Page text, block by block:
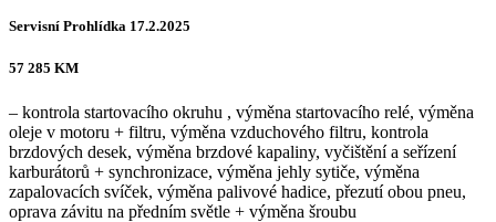
Servisní Prohlídka 17.2.2025
57 285 KM
– kontrola startovacího okruhu , výměna startovacího relé, výměna
oleje v motoru + filtru, výměna vzduchového filtru, kontrola
brzdových desek, výměna brzdové kapaliny, vyčištění a seřízení
karburátorů + synchronizace, výměna jehly sytiče, výměna
zapalovacích svíček, výměna palivové hadice, přezutí obou pneu,
oprava závitu na předním světle + výměna šroubu